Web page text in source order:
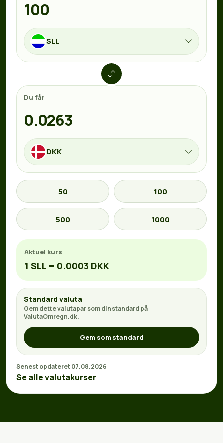
SLL
Du får
DKK
50 100
500 1000
Aktuel kurs
1 SLL = 0.0003 DKK
Standard valuta
Gem dette valutapar som din standard på
ValutaOmregn.dk.
Gem som standard
Senest opdateret 07.08.2026
Se alle valutakurser